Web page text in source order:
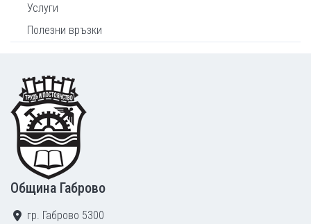
Услуги
Полезни връзки
Footer
Община Габрово
гр. Габрово 5300